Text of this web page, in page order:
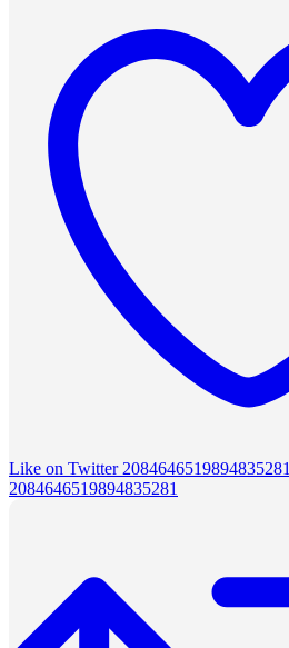
Like on Twitter 2084646519894835281
2084646519894835281